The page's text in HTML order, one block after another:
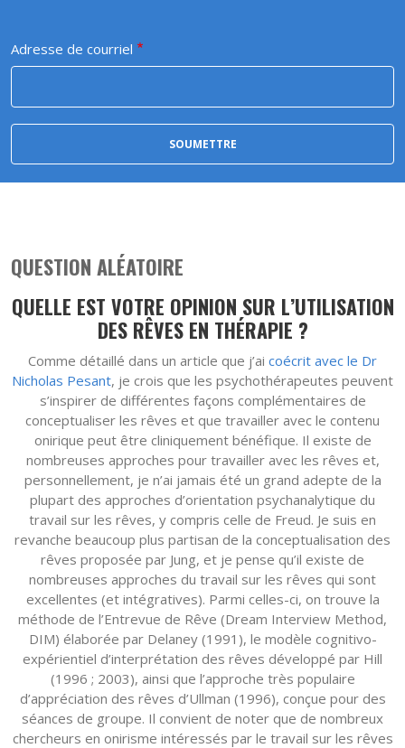
Adresse de courriel
QUESTION ALÉATOIRE
QUELLE EST VOTRE OPINION SUR L’UTILISATION
DES RÊVES EN THÉRAPIE ?
Comme détaillé dans un article que j’ai coécrit avec le Dr
Nicholas Pesant, je crois que les psychothérapeutes peuvent
s’inspirer de différentes façons complémentaires de
conceptualiser les rêves et que travailler avec le contenu
onirique peut être cliniquement bénéfique. Il existe de
nombreuses approches pour travailler avec les rêves et,
personnellement, je n’ai jamais été un grand adepte de la
plupart des approches d’orientation psychanalytique du
travail sur les rêves, y compris celle de Freud. Je suis en
revanche beaucoup plus partisan de la conceptualisation des
rêves proposée par Jung, et je pense qu’il existe de
nombreuses approches du travail sur les rêves qui sont
excellentes (et intégratives). Parmi celles-ci, on trouve la
méthode de l’Entrevue de Rêve (Dream Interview Method,
DIM) élaborée par Delaney (1991), le modèle cognitivo-
expérientiel d’interprétation des rêves développé par Hill
(1996 ; 2003), ainsi que l’approche très populaire
d’appréciation des rêves d’Ullman (1996), conçue pour des
séances de groupe. Il convient de noter que de nombreux
chercheurs en onirisme intéressés par le travail sur les rêves